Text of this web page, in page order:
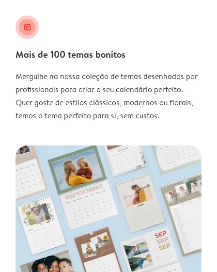
layout_alt
Mais de 100 temas bonitos
Mergulhe na nossa coleção de temas desenhados por
profissionais para criar o seu calendário perfeito.
Quer goste de estilos clássicos, modernos ou florais,
temos o tema perfeito para si, sem custos.